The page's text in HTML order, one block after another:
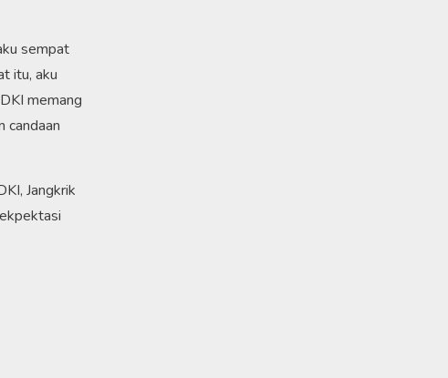
sempat
itu, aku
memang
candaan
Jangkrik